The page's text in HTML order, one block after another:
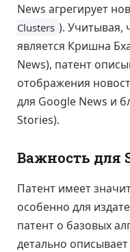
News агрегирует
Clusters ). Учитывая,
является Кришна
News), патент
отображения
для Google News и
Stories).
Важность для
Патент имеет
особенно для
патент о базовых
детально